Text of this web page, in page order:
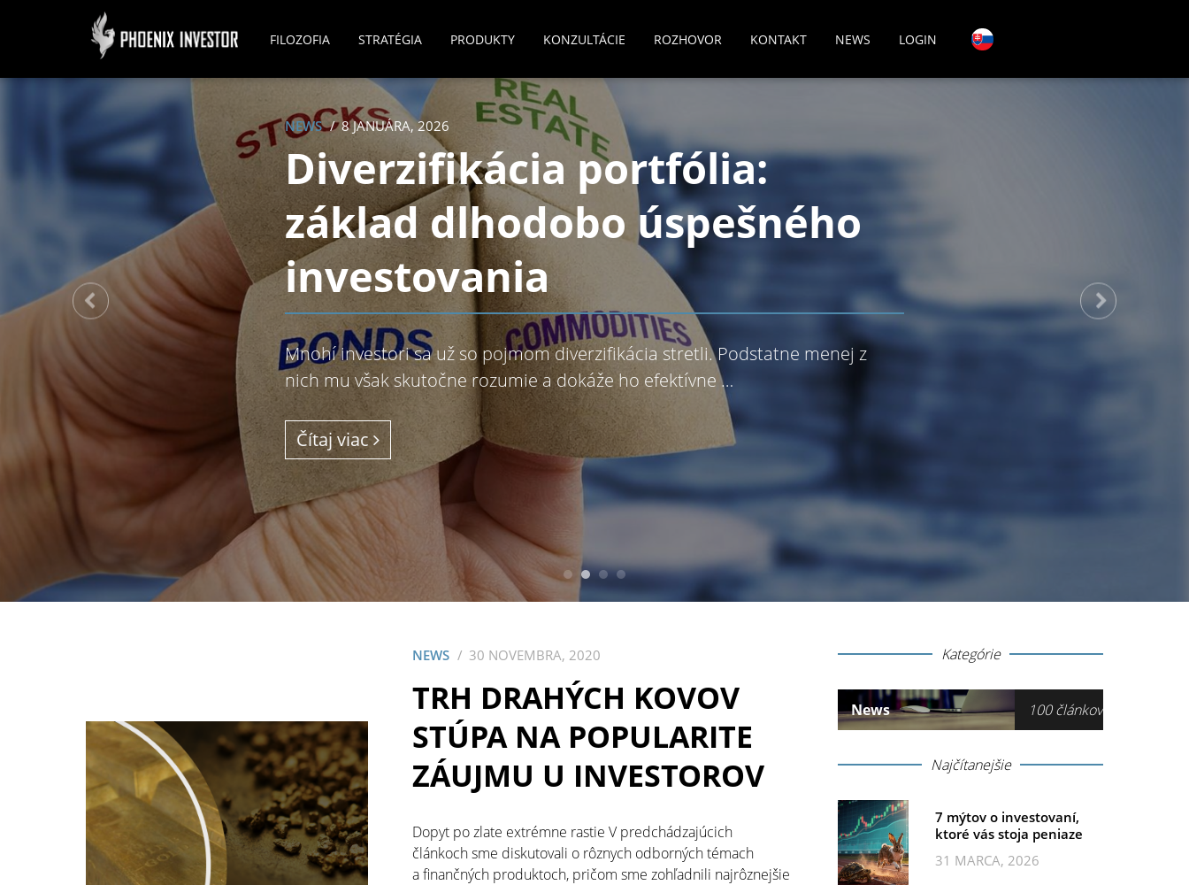
FILOZOFIA STRATÉGIA PRODUKTY KONZULTÁCIE ROZHOVOR KONTAKT NEWS LOGIN
NEWS 8 JANUÁRA, 2026
Diverzifikácia portfólia:
základ dlhodobo úspešného
investovania
Mnohí investori sa už so pojmom diverzifikácia stretli. Podstatne menej z
nich mu však skutočne rozumie a dokáže ho efektívne …
Čítaj viac
NEWS 30 NOVEMBRA, 2020
TRH DRAHÝCH KOVOV
STÚPA NA POPULARITE
ZÁUJMU U INVESTOROV
Dopyt po zlate extrémne rastie V predchádzajúcich
článkoch sme diskutovali o rôznych odborných témach
a finančných produktoch, pričom sme zohľadnili najrôznejšie
Kategórie
News 100 článkov
Najčítanejšie
7 mýtov o investovaní,
ktoré vás stoja peniaze
31 MARCA, 2026